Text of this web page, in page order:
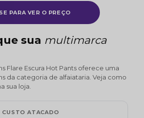
PARA VER O PREÇO
sua multimarca
Flare Escura Hot Pants oferece uma
da categoria de alfaiataria. Veja como
sua loja.
CUSTO ATACADO